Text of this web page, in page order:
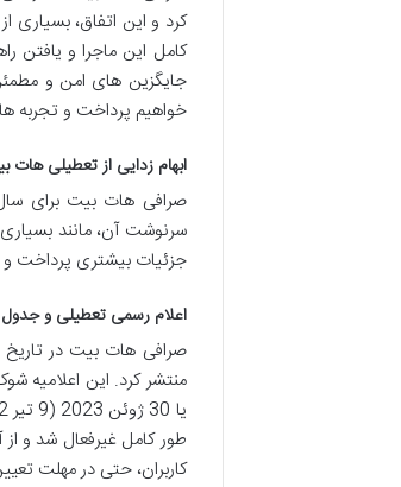
کرد و این اتفاق، بسیاری
کامل این ماجرا و یافتن
جایگزین های امن و
خواهیم پرداخت و تجربه
ابهام زدایی از تعطیلی
صرافی هات بیت برای سال
سرنوشت آن، مانند
جزئیات بیشتری پرداخت و
اعلام رسمی تعطیلی و جدول
طور کامل غیرفعال شد و
کاربران، حتی در مهلت